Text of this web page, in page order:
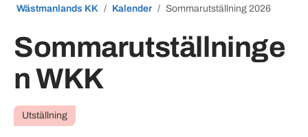
Wästmanlands KK Kalender Sommarutställning 2026
Sommarutställninge
n WKK
Utställning